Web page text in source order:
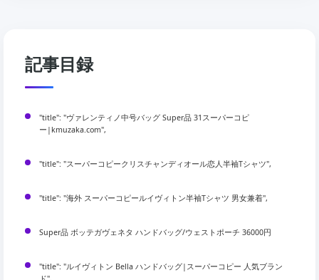
記事目録
"title": "ヴァレンティノ中号バッグ Super品 31スーパーコピ
ー|kmuzaka.com",
"title": "スーパーコピークリスチャンディオール恋人半袖Tシャツ",
"title": "海外 スーパーコピールイヴィトン半袖Tシャツ 男女兼着",
Super品 ボッテガヴェネタ ハンドバッグ/ウェストポーチ 36000円
"title": "ルイヴィトン Bella ハンドバッグ|スーパーコピー 人気ブラン